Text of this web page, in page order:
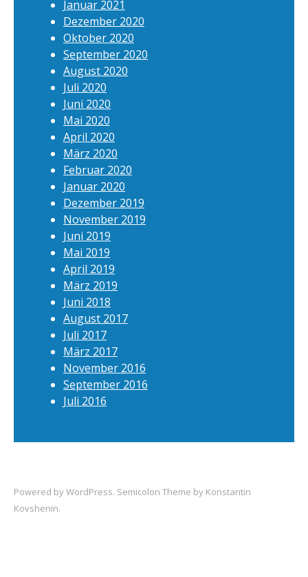
Januar 2021
Dezember 2020
Oktober 2020
September 2020
August 2020
Juli 2020
Juni 2020
Mai 2020
April 2020
März 2020
Februar 2020
Januar 2020
Dezember 2019
November 2019
Juni 2019
Mai 2019
April 2019
März 2019
Juni 2018
August 2017
Juli 2017
März 2017
November 2016
September 2016
Juli 2016
Powered byWordPress. Semicolon Theme by Konstantin
Kovshenin.